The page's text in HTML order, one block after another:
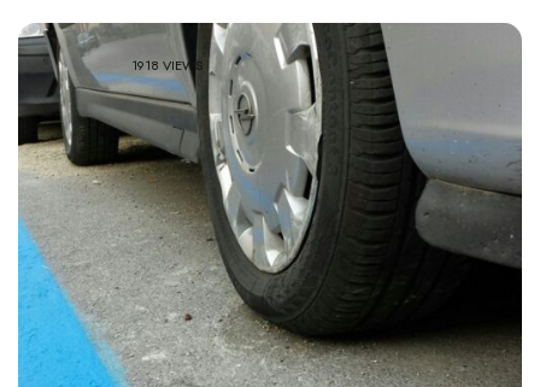
1918 VIEWS